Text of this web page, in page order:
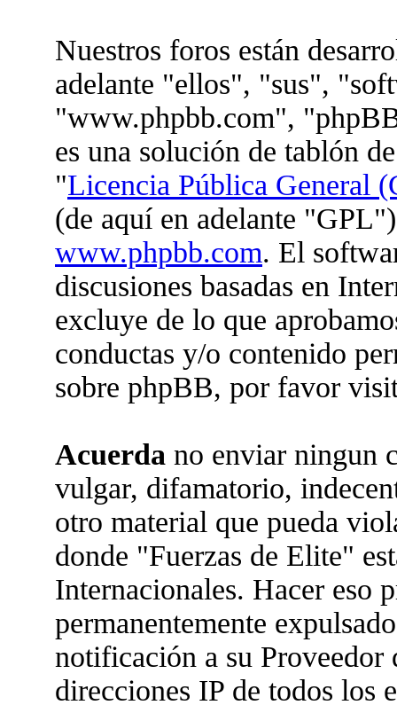
Nuestros foros están
adelante "ellos", "sus",
"www.phpbb.com",
es una solución de tablón
"Licencia Pública General
(de aquí en adelante
www.phpbb.com. El
discusiones basadas en
excluye de lo que
conductas y/o contenido
sobre phpBB, por favor
Acuerda no enviar ningun
vulgar, difamatorio,
otro material que pueda
donde "Fuerzas de Elite"
Internacionales. Hacer eso
permanentemente
notificación a su Proveedor
direcciones IP de todos los